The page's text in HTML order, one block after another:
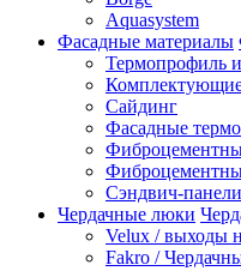
Aquasystem
Фасадные материалы
Термопрофиль
Сайдинг
Фасадные
Сэндвич-панели
Чердачные люки
Velux / выходы
Fakro /